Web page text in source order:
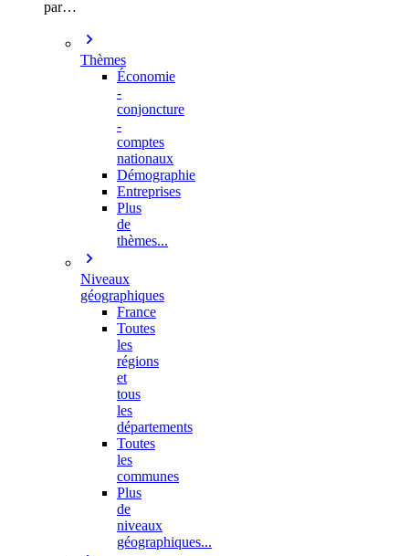
par…
Thèmes
Économie
-
conjoncture
-
comptes
nationaux
Démographie
Entreprises
Plus
de
thèmes...
Niveaux
géographiques
France
Toutes
les
régions
et
tous
les
départements
Toutes
les
communes
Plus
de
niveaux
géographiques...